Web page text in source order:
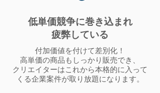
低単価競争に巻き込まれ
​疲弊している
付加価値を付けて差別化！
高単価の商品もしっかり販売でき、
クリエイターはこれから本格的に入って
くる企業案件が取り放題になります。